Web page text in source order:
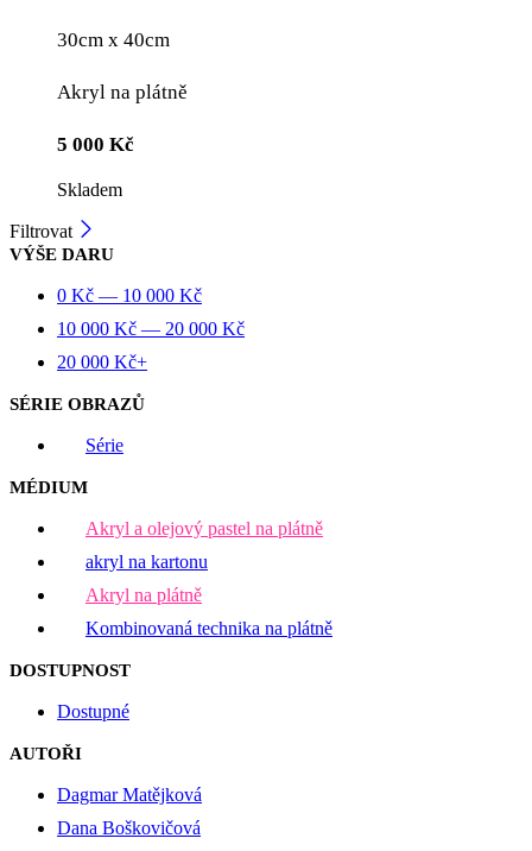
30cm x 40cm
Akryl na plátně
5 000 Kč
Skladem
Filtrovat
VÝŠE DARU
0 Kč — 10 000 Kč
10 000 Kč — 20 000 Kč
20 000 Kč+
SÉRIE OBRAZŮ
Série
MÉDIUM
Akryl a olejový pastel na plátně
akryl na kartonu
Akryl na plátně
Kombinovaná technika na plátně
DOSTUPNOST
Dostupné
AUTOŘI
Dagmar Matějková
Dana Boškovičová